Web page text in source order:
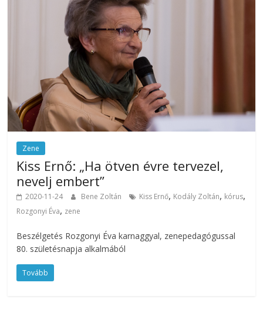
Zene
Kiss Ernő: „Ha ötven évre tervezel,
nevelj embert”
2020-11-24 Bene Zoltán Kiss Ernő, Kodály Zoltán, kórus,
Rozgonyi Éva, zene
Beszélgetés Rozgonyi Éva karnaggyal, zenepedagógussal
80. születésnapja alkalmából
Tovább